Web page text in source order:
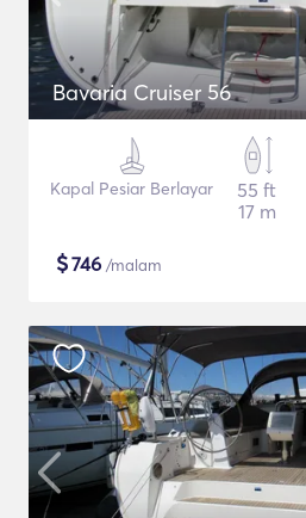
Bavaria Cruiser 56
Kapal Pesiar Berlayar
55 ft
17 m
$746 /malam